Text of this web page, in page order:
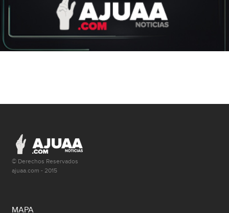
© Derechos Reservados
ajuaa.com - 2015
MAPA